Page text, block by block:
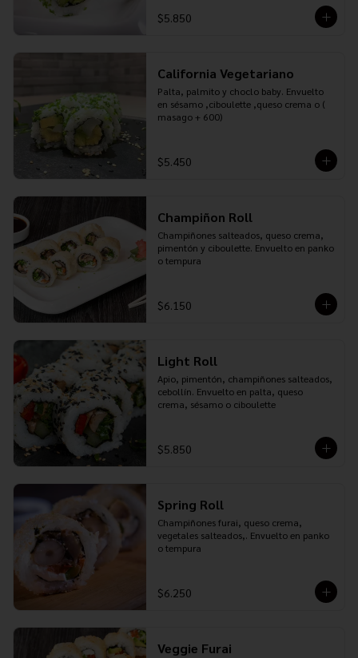
$5.850
California Vegetariano
Palta, palmito y choclo baby. Envuelto
en sésamo ,ciboulette ,queso crema o (
masago + 600)
$5.450
Champiñon Roll
Champiñones salteados, queso crema,
pimentón y ciboulette. Envuelto en panko
o tempura
$6.150
Light Roll
Apio, pimentón, champiñones salteados,
cebollín. Envuelto en palta, queso
crema, sésamo o ciboulette
$5.850
Spring Roll
Champiñones furai, queso crema,
vegetales salteados,. Envuelto en panko
o tempura
$6.250
Veggie Furai